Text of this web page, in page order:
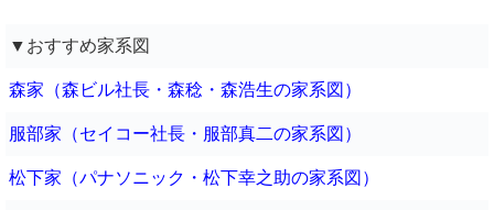
▼おすすめ家系図
森家（森ビル社長・森稔・森浩生の家系図）
服部家（セイコー社長・服部真二の家系図）
松下家（パナソニック・松下幸之助の家系図）